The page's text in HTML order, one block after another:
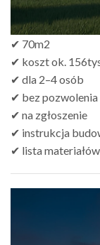
✔ 70m2
✔ koszt ok.
✔ dla 2–4 osób
✔ bez pozwolenia
✔ na zgłoszenie
✔ instrukcja
✔ lista materiałów